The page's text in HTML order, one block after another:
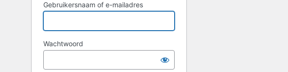
Gebruikersnaam of e-mailadres
Wachtwoord